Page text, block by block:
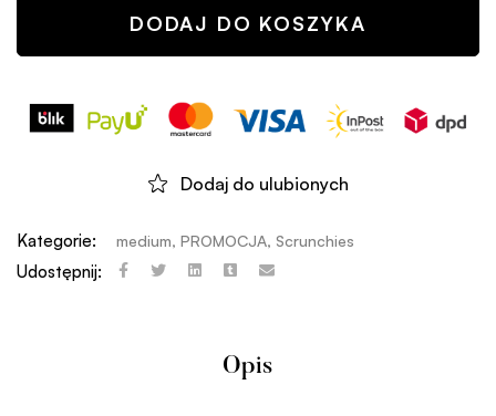
DODAJ DO KOSZYKA
Dodaj do ulubionych
Kategorie: medium, PROMOCJA, Scrunchies
Udostępnij:
Opis